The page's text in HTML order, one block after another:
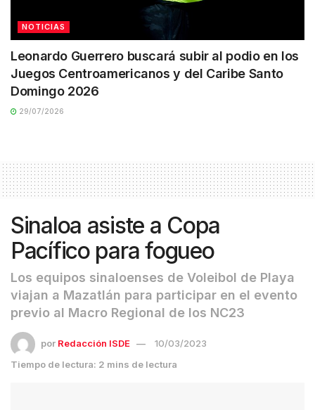
NOTICIAS
Leonardo Guerrero buscará subir al podio en los
Juegos Centroamericanos y del Caribe Santo
Domingo 2026
29/07/2026
Sinaloa asiste a Copa
Pacífico para fogueo
Los equipos sinaloenses de Voleibol de Playa
viajan a Mazatlán para participar en el evento
previo al Macro Regional de los NC23
por Redacción ISDE
10/03/2023
Tiempo de lectura: 2 mins de lectura